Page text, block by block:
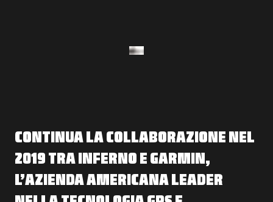
CONTINUA LA COLLABORAZIONE NEL
2019 TRA INFERNO E GARMIN,
L’AZIENDA AMERICANA LEADER